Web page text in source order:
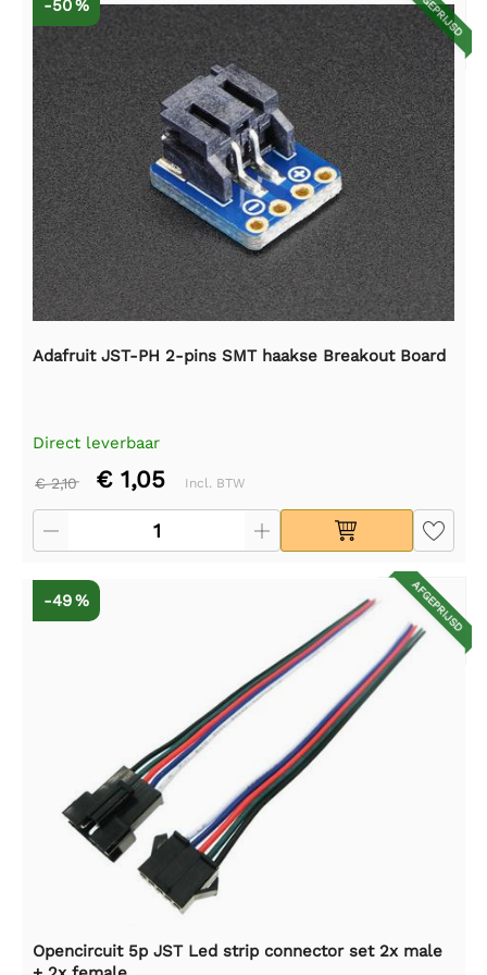
-50 %
Adafruit JST-PH 2-pins SMT haakse Breakout Board
Direct leverbaar
€ 2,10 € 1,05 Incl. BTW
AFGEPRIJSD
-49 %
Opencircuit 5p JST Led strip connector set 2x male